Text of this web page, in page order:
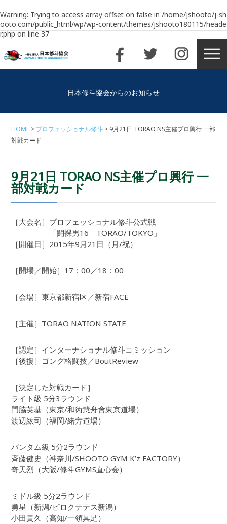
Warning: Trying to access array offset on false in /home/jshooto/j-sh
ooto.com/public_html/wp/wp-content/themes/jshooto180115/heade
r.phpon line37
日本修斗協会からのお知らせ
HOME プロフェッショナル修斗
9月21日 TORAO NS主催プロ興行 一部
対戦カード
9月21日 TORAO NS主催プロ興行 一
部対戦カード
［大会名］プロフェッショナル修斗公式戦
「闘裸男16 TORAO/TOKYO」
［開催日］2015年9月21日（月/祝）
［開場／開始］17：00／18：00
［会場］東京都新宿区／新宿FACE
［主催］TORAO NATION STATE
［認定］インターナショナル修斗コミッション
［後援］ゴング格闘技／BoutReview
［決定した対戦カード］
ライト級 5分3ラウンド
門脇英基（東京/和術慧舟會東京道場）
渡辺紘司（福岡/緒方道場）
バンタム級 5分2ラウンド
斉藤健史（神奈川/SHOOTO GYM K’z FACTORY）
奇天烈（大阪/修斗GYMS直心会）
ミドル級 5分2ラウンド
勇星（新潟/ピロクテテス新潟）
小田貴久（高知/一領具足）